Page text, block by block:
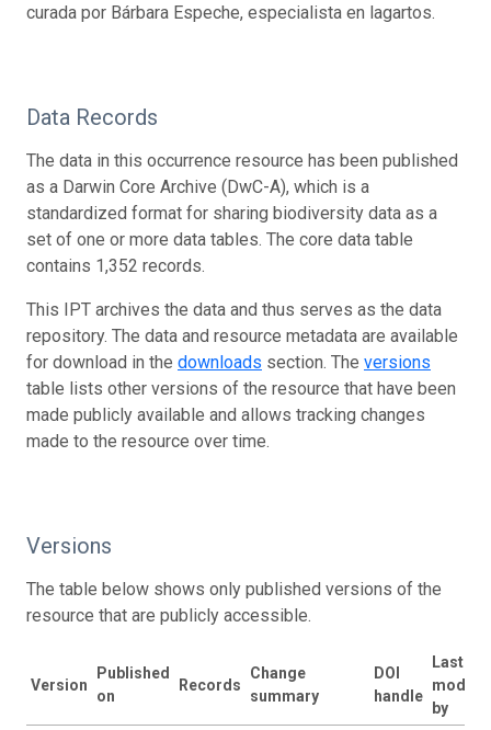
curada por Bárbara Espeche, especialista en lagartos.
Data Records
The data in this occurrence resource has been published
as a Darwin Core Archive (DwC-A), which is a
standardized format for sharing biodiversity data as a
set of one or more data tables. The core data table
contains 1,352 records.
This IPT archives the data and thus serves as the data
repository. The data and resource metadata are available
for download in the downloads section. The versions
table lists other versions of the resource that have been
made publicly available and allows tracking changes
made to the resource over time.
Versions
The table below shows only published versions of the
resource that are publicly accessible.
Version
Published
on
Records
Change
summary
DOI
handle
Last
by